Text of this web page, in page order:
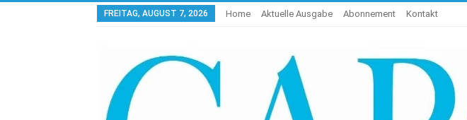
FREITAG, AUGUST 7, 2026 Home Aktuelle Ausgabe Abonnement Kontakt